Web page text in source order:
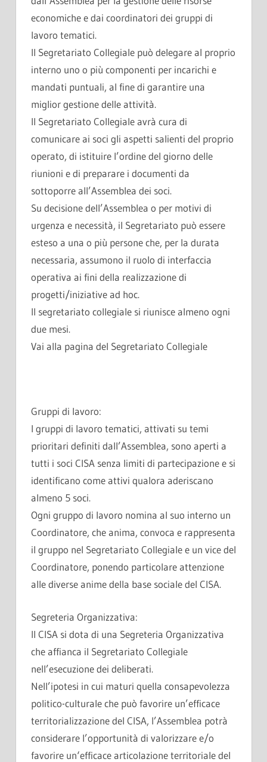
economiche e dai coordinatori dei gruppi di
lavoro tematici.
Il Segretariato Collegiale può delegare al proprio
interno uno o più componenti per incarichi e
mandati puntuali, al fine di garantire una
miglior gestione delle attività.
Il Segretariato Collegiale avrà cura di
comunicare ai soci gli aspetti salienti del proprio
operato, di istituire l’ordine del giorno delle
riunioni e di preparare i documenti da
sottoporre all’Assemblea dei soci.
Su decisione dell’Assemblea o per motivi di
urgenza e necessità, il Segretariato può essere
esteso a una o più persone che, per la durata
necessaria, assumono il ruolo di interfaccia
operativa ai fini della realizzazione di
progetti/iniziative ad hoc.
Il segretariato collegiale si riunisce almeno ogni
due mesi.
Vai alla pagina del Segretariato Collegiale
Gruppi di lavoro:
I gruppi di lavoro tematici, attivati su temi
prioritari definiti dall’Assemblea, sono aperti a
tutti i soci CISA senza limiti di partecipazione e si
identificano come attivi qualora aderiscano
almeno 5 soci.
Ogni gruppo di lavoro nomina al suo interno un
Coordinatore, che anima, convoca e rappresenta
il gruppo nel Segretariato Collegiale e un vice del
Coordinatore, ponendo particolare attenzione
alle diverse anime della base sociale del CISA.
Segreteria Organizzativa:
Il CISA si dota di una Segreteria Organizzativa
che affianca il Segretariato Collegiale
nell’esecuzione dei deliberati.
Nell’ipotesi in cui maturi quella consapevolezza
politico-culturale che può favorire un’efficace
territorializzazione del CISA, l’Assemblea potrà
considerare l’opportunità di valorizzare e/o
favorire un‘efficace articolazione territoriale del